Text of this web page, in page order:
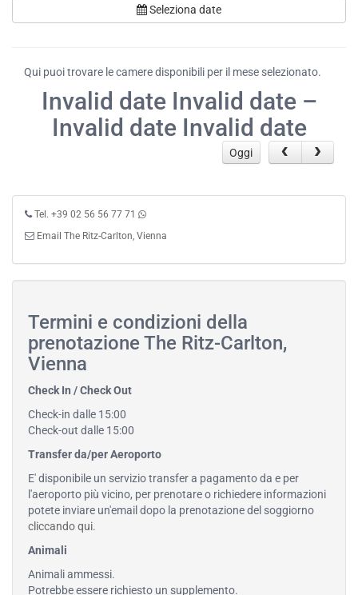
Seleziona date
Qui puoi trovare le camere disponibili per il mese selezionato.
Invalid date Invalid date –
Invalid date Invalid date
Oggi
Tel. +39 02 56 56 77 71
Email The Ritz-Carlton, Vienna
Termini e condizioni della
prenotazione The Ritz-Carlton,
Vienna
Check In / Check Out
Check-in dalle 15:00
Check-out dalle 15:00
Transfer da/per Aeroporto
E' disponibile un servizio transfer a pagamento da e per
l'aeroporto più vicino, per prenotare o richiedere informazioni
potete inviare un'email dopo la prenotazione del soggiorno
cliccando qui.
Animali
Animali ammessi.
Potrebbe essere richiesto un supplemento.